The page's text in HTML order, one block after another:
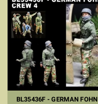
BL35436F - GERMAN FOHN